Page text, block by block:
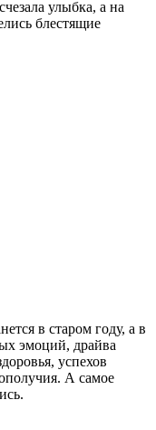
улыбка, а на
блестящие
в старом году, а в
эмоций, драйва
успехов
А самое